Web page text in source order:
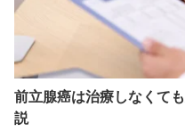
前立腺癌は治療しなくて
説